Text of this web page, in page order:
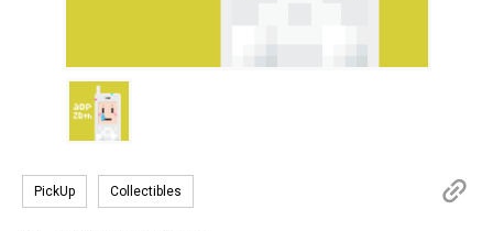
PickUp Collectibles